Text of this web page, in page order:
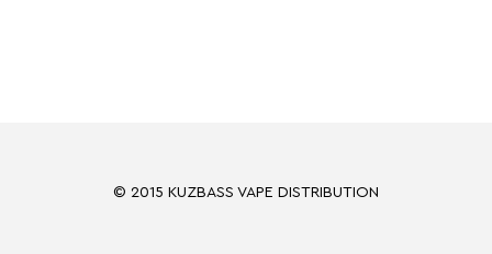
© 2015 KUZBASS VAPE DISTRIBUTION